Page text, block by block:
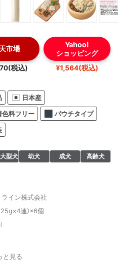
市場
税込)
Yahoo!
ショッピング
¥1,564(税込)
日本産
色料フリー パウチタイプ
型犬 幼犬 成犬 高齢犬
イン株式会社
連)×6個
0.5%以下 、粗灰分 1.5%以下 、水分
と見る